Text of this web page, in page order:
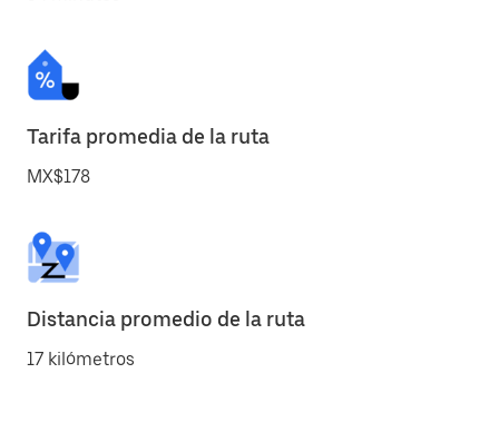
Tarifa promedia de la ruta
MX$178
Distancia promedio de la ruta
17 kilómetros